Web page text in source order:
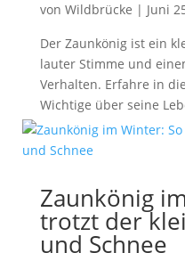
von Wildbrücke | Juni
Der Zaunkönig ist ein
lauter Stimme und
Verhalten. Erfahre in
Wichtige über seine
Zaunkönig
trotzt der
und Schnee